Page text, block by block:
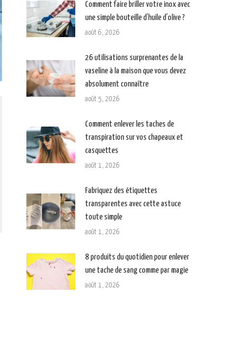
Comment faire briller votre inox avec
une simple bouteille d’huile d’olive ?
août 6, 2026
26 utilisations surprenantes de la
vaseline à la maison que vous devez
absolument connaître
août 5, 2026
Comment enlever les taches de
transpiration sur vos chapeaux et
casquettes
août 1, 2026
Fabriquez des étiquettes
transparentes avec cette astuce
toute simple
août 1, 2026
8 produits du quotidien pour enlever
une tache de sang comme par magie
août 1, 2026